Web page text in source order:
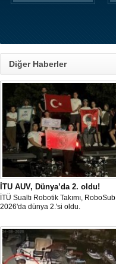
Diğer Haberler
İTU AUV, Dünya’da 2. oldu!
İTÜ Sualtı Robotik Takımı, RoboSub
2026'da dünya 2.'si oldu.